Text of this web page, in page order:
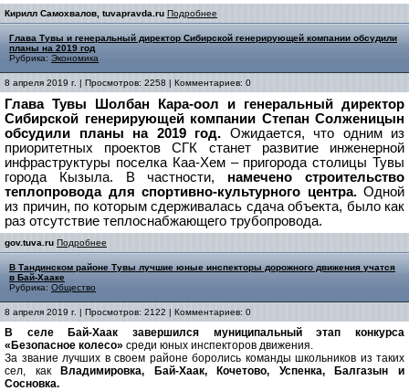
Кирилл Самохвалов, tuvapravda.ru Подробнее
Глава Тувы и генеральный директор Сибирской генерирующей компании обсудили
планы на 2019 год
Рубрика: Экономика
8 апреля 2019 г. | Просмотров: 2258 | Комментариев: 0
Глава Тувы Шолбан Кара-оол и генеральный директор
Сибирской генерирующей компании Степан Солженицын
обсудили планы на 2019 год. Ожидается, что одним из
приоритетных проектов СГК станет развитие инженерной
инфраструктуры поселка Каа-Хем – пригорода столицы Тувы
города Кызыла. В частности, намечено строительство
теплопровода для спортивно-культурного центра.Одной
из причин, по которым сдерживалась сдача объекта, было как
раз отсутствие теплоснабжающего трубопровода.
gov.tuva.ru Подробнее
В Тандинском районе Тувы лучшие юные инспекторы дорожного движения учатся
в Бай-Хааке
Рубрика: Общество
8 апреля 2019 г. | Просмотров: 2122 | Комментариев: 0
В селе Бай-Хаак завершился муниципальный этап конкурса
«Безопасное колесо» среди юных инспекторов движения.
За звание лучших в своем районе боролись команды школьников из таких
сел, какВладимировка, Бай-Хаак, Кочетово, Успенка, Балгазын и
Сосновка.